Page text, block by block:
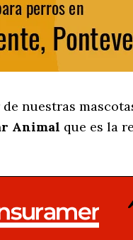
nuestras
Animal que es la